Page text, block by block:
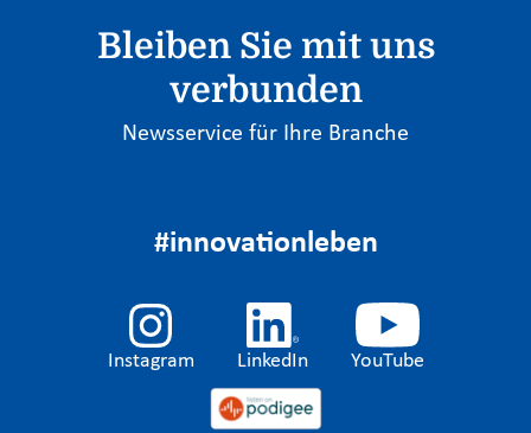
Bleiben Sie mit uns
verbunden
Newsservice für Ihre Branche
#innovationleben
Instagram LinkedIn YouTube